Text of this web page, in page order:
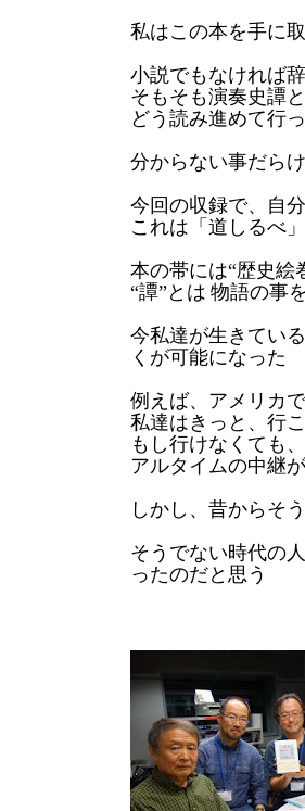
私はこの本を手に
小説でもなければ
そもそも演奏史譚
どう読み進めて行
分からない事だら
今回の収録で、自
これは「道しるべ
本の帯には“歴史絵
“譚”とは 物語の事
今私達が生きてい
くが可能になった
例えば、アメリカ
私達はきっと、行
もし行けなくても
アルタイムの中継
しかし、昔からそ
そうでない時代の
ったのだと思う